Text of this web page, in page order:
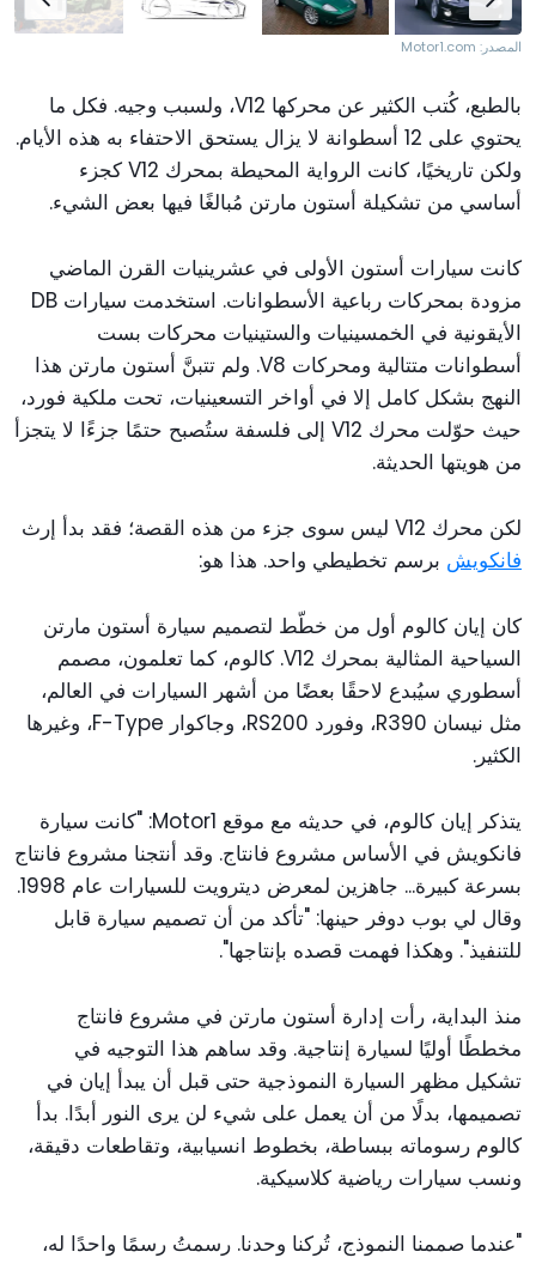
المصدر: Motor1.com
بالطبع، كُتب الكثير عن محركها V12، ولسبب وجيه. فكل ما
يحتوي على 12 أسطوانة لا يزال يستحق الاحتفاء به هذه الأيام.
ولكن تاريخيًا، كانت الرواية المحيطة بمحرك V12 كجزء
أساسي من تشكيلة أستون مارتن مُبالغًا فيها بعض الشيء.
كانت سيارات أستون الأولى في عشرينيات القرن الماضي
مزودة بمحركات رباعية الأسطوانات. استخدمت سيارات DB
الأيقونية في الخمسينيات والستينيات محركات بست
أسطوانات متتالية ومحركات V8. ولم تتبنَّ أستون مارتن هذا
النهج بشكل كامل إلا في أواخر التسعينيات، تحت ملكية فورد،
حيث حوّلت محرك V12 إلى فلسفة ستُصبح حتمًا جزءًا لا يتجزأ
من هويتها الحديثة.
لكن محرك V12 ليس سوى جزء من هذه القصة؛ فقد بدأ إرث
فانكويش برسم تخطيطي واحد. هذا هو:
كان إيان كالوم أول من خطّط لتصميم سيارة أستون مارتن
السياحية المثالية بمحرك V12. كالوم، كما تعلمون، مصمم
أسطوري سيُبدع لاحقًا بعضًا من أشهر السيارات في العالم،
مثل نيسان R390، وفورد RS200، وجاكوار F-Type، وغيرها
الكثير.
يتذكر إيان كالوم، في حديثه مع موقع Motor1: "كانت سيارة
فانكويش في الأساس مشروع فانتاج. وقد أنتجنا مشروع فانتاج
بسرعة كبيرة... جاهزين لمعرض ديترويت للسيارات عام 1998.
وقال لي بوب دوفر حينها: "تأكد من أن تصميم سيارة قابل
للتنفيذ". وهكذا فهمت قصده بإنتاجها".
منذ البداية، رأت إدارة أستون مارتن في مشروع فانتاج
مخططًا أوليًا لسيارة إنتاجية. وقد ساهم هذا التوجيه في
تشكيل مظهر السيارة النموذجية حتى قبل أن يبدأ إيان في
تصميمها، بدلًا من أن يعمل على شيء لن يرى النور أبدًا. بدأ
كالوم رسوماته ببساطة، بخطوط انسيابية، وتقاطعات دقيقة،
ونسب سيارات رياضية كلاسيكية.
"عندما صممنا النموذج، تُركنا وحدنا. رسمتُ رسمًا واحدًا له،